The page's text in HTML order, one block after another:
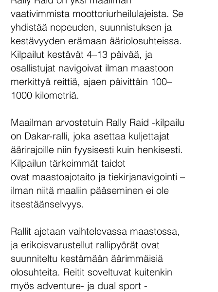
vaativimmista moottoriurheilulajeista. Se
yhdistää nopeuden, suunnistuksen ja
kestävyyden erämaan ääriolosuhteissa.
Kilpailut kestävät 4–13 päivää, ja
osallistujat navigoivat ilman maastoon
merkittyä reittiä, ajaen päivittäin 100–
1000 kilometriä.
Maailman arvostetuin Rally Raid -kilpailu
on Dakar-ralli, joka asettaa kuljettajat
äärirajoille niin fyysisesti kuin henkisesti.
Kilpailun tärkeimmät taidot
ovat maastoajotaito ja tiekirjanavigointi –
ilman niitä maaliin pääseminen ei ole
itsestäänselvyys.
Rallit ajetaan vaihtelevassa maastossa,
ja erikoisvarustellut rallipyörät ovat
suunniteltu kestämään äärimmäisiä
olosuhteita. Reitit soveltuvat kuitenkin
myös adventure- ja dual sport -